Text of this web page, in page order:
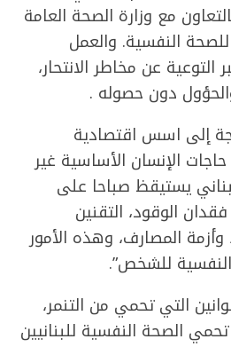
مع وزارة الصحة العامة
النفسية. والعمل
عن مخاطر الانتحار،
دون حصوله .
إلى اسس اقتصادية
الإنسان الأساسية غير
يستيقظ صباحا على
الوقود، التقنين
المصارف، وهذه الأمور
للشخص”.
التي تحمي من التنمر،
الصحة النفسية للبنانيين